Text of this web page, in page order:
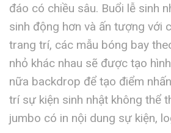
đáo có chiều sâu. Buổi lễ sinh
sinh động hơn và ấn tượng với
trang trí, các mẫu bóng bay
nhỏ khác nhau sẽ được tạo
nữa backdrop để tạo điểm
trí sự kiện sinh nhật không thể
jumbo có in nội dung sự kiện,